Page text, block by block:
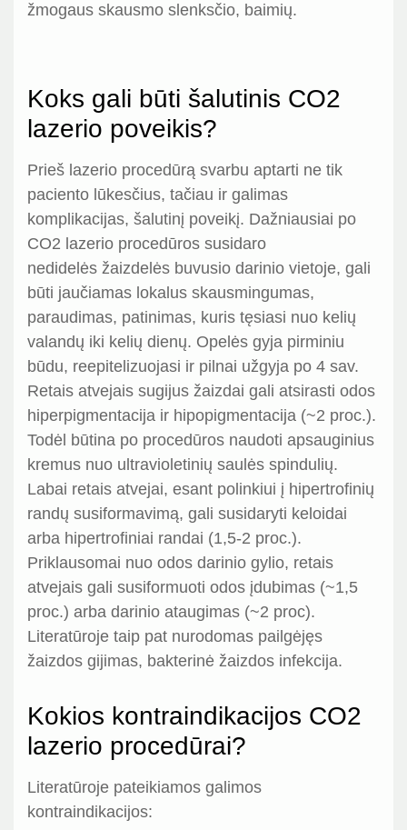
žmogaus skausmo slenksčio, baimių.
Koks gali būti šalutinis CO2
lazerio poveikis?
Prieš lazerio procedūrą svarbu aptarti ne tik
paciento lūkesčius, tačiau ir galimas
komplikacijas, šalutinį poveikį. Dažniausiai po
CO2 lazerio procedūros susidaro
nedidelės žaizdelės buvusio darinio vietoje, gali
būti jaučiamas lokalus skausmingumas,
paraudimas, patinimas, kuris tęsiasi nuo kelių
valandų iki kelių dienų. Opelės gyja pirminiu
būdu, reepitelizuojasi ir pilnai užgyja po 4 sav.
Retais atvejais sugijus žaizdai gali atsirasti odos
hiperpigmentacija ir hipopigmentacija (~2 proc.).
Todėl būtina po procedūros naudoti apsauginius
kremus nuo ultravioletinių saulės spindulių.
Labai retais atvejai, esant polinkiui į hipertrofinių
randų susiformavimą, gali susidaryti keloidai
arba hipertrofiniai randai (1,5-2 proc.).
Priklausomai nuo odos darinio gylio, retais
atvejais gali susiformuoti odos įdubimas (~1,5
proc.) arba darinio ataugimas (~2 proc).
Literatūroje taip pat nurodomas pailgėjęs
žaizdos gijimas, bakterinė žaizdos infekcija.
Kokios kontraindikacijos CO2
lazerio procedūrai?
Literatūroje pateikiamos galimos
kontraindikacijos: